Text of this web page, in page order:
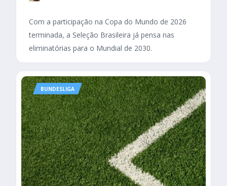
Com a participação na Copa do Mundo de 2026
terminada, a Seleção Brasileira já pensa nas
eliminatórias para o Mundial de 2030.
BUNDESLIGA